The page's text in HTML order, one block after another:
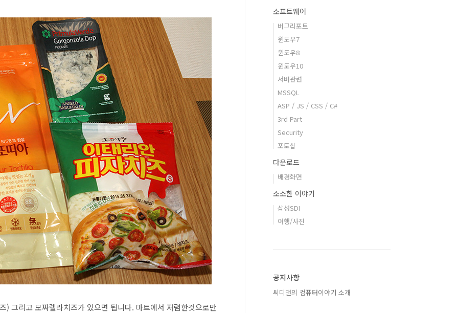
) 그리고 모짜렐라치즈가 있으면 됩니다. 마트에서 저렴한것으로만
소프트웨어
버그리포트
윈도우7
윈도우8
윈도우10
서버관련
MSSQL
ASP / JS / CSS / C#
3rd Part
Security
포토샵
다운로드
배경화면
소소한 이야기
삼성SDI
여행/사진
공지사항
씨디맨의 컴퓨터이야기 소개